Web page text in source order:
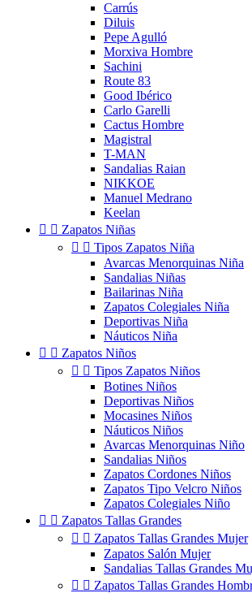
Carrús
Diluis
Pepe Agulló
Morxiva Hombre
Sachini
Route 83
Good Ibérico
Carlo Garelli
Cactus Hombre
Magistral
T-MAN
Sandalias Raian
NIKKOE
Manuel Medrano
Keelan
  Zapatos Niñas
  Tipos Zapatos Niña
Avarcas Menorquinas Niña
Sandalias Niñas
Bailarinas Niña
Zapatos Colegiales Niña
Deportivas Niña
Náuticos Niña
  Zapatos Niños
  Tipos Zapatos Niños
Botines Niños
Deportivas Niños
Mocasines Niños
Náuticos Niños
Avarcas Menorquinas Niño
Sandalias Niños
Zapatos Cordones Niños
Zapatos Tipo Velcro Niños
Zapatos Colegiales Niño
  Zapatos Tallas Grandes
  Zapatos Tallas Grandes Mujer
Zapatos Salón Mujer
Sandalias Tallas Grandes
  Zapatos Tallas Grandes